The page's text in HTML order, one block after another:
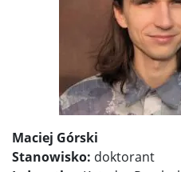
Władze Wydziału
Kontakt dla mediów
Sprostowania
Maciej Górski
Stanowisko: doktorant